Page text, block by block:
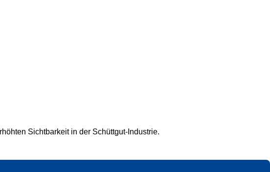
Sichtbarkeit in der Schüttgut-Industrie.